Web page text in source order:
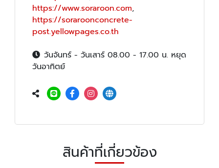
https://www.soraroon.com,
https://soraroonconcrete-
post.yellowpages.co.th
วันจันทร์ - วันเสาร์ 08.00 - 17.00 น. หยุด
วันอาทิตย์
สินค้าที่เกี่ยวข้อง